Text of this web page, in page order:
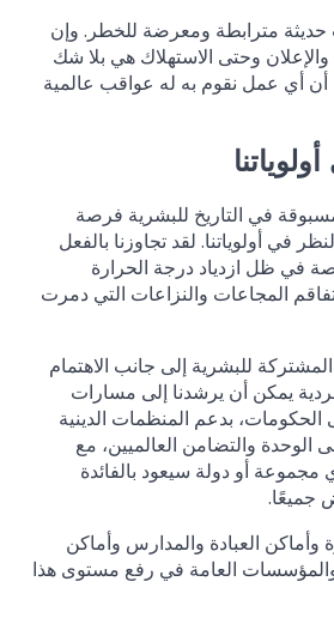
مترابطة ومعرضة للخطر. وإن
والإعلان وحتى الاستهلاك هي بلا شك
أن أي عمل نقوم به له عواقب عالمية
في التاريخ للبشرية فرصة
في أولوياتنا. لقد تجاوزنا بالفعل
في ظل‏ ازدياد درجة الحرارة
المجاعات والنزاعات التي دمرت
المشتركة للبشرية إلى جانب الاهتمام
يمكن أن يرشدنا إلى مسارات
بدعم المنظمات الدينية
الوحدة والتضامن العالميين، مع
مجموعة أو دولة سيعود بالفائدة
جميعًا.
وأماكن العبادة والمدارس وأماكن
والمؤسسات العامة في رفع مستوى هذا